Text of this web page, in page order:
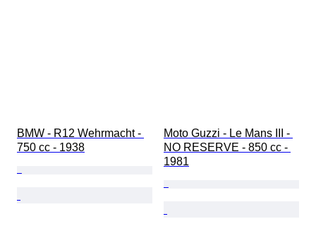
BMW - R12 Wehrmacht -
750 cc - 1938
Moto Guzzi - Le Mans III -
NO RESERVE - 850 cc -
1981